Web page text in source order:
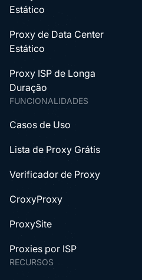
Estático
Proxy de Data Center
Estático
Proxy ISP de Longa
Duração
FUNCIONALIDADES
Casos de Uso
Lista de Proxy Grátis
Verificador de Proxy
CroxyProxy
ProxySite
Proxies por ISP
RECURSOS